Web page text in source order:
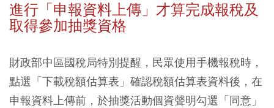
進行「申報資料上傳」才算完成報稅及
取得參加抽獎資格
財政部中區國稅局特別提醒，民眾使用手機報稅時，
點選「下載稅額估算表」確認稅額估算表資料後，在
申報資料上傳前，於抽獎活動個資聲明勾選「同意」